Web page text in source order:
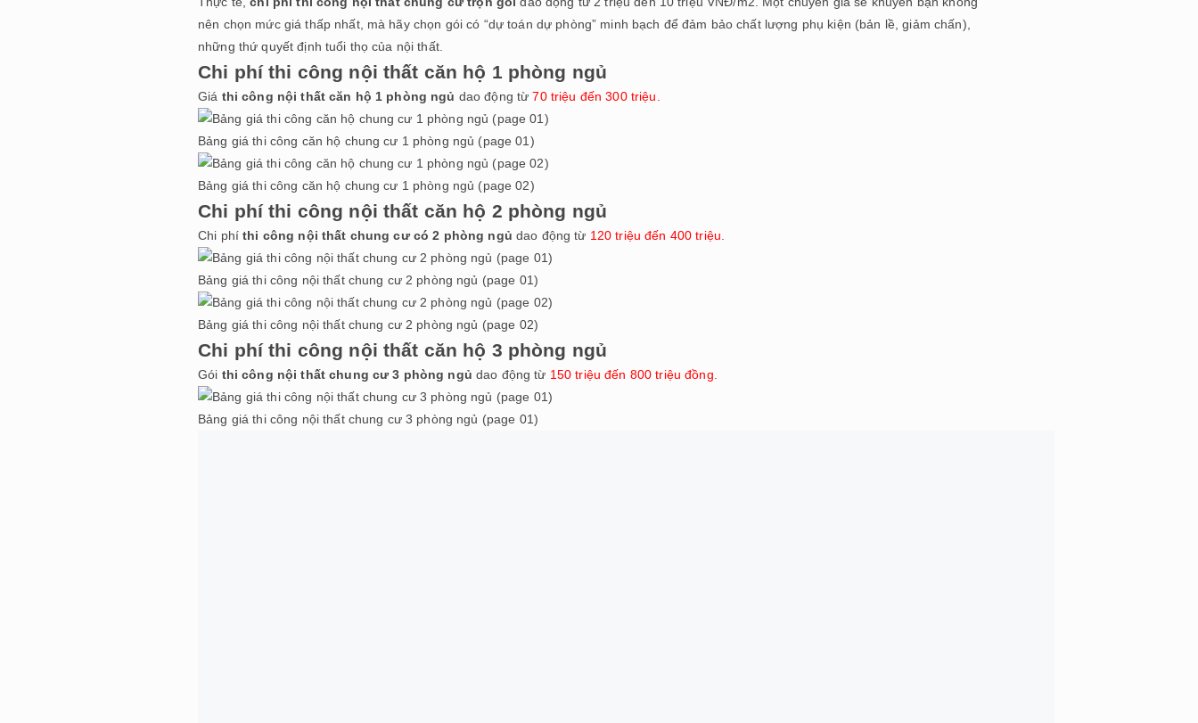
nên chọn mức giá thấp nhất, mà hãy chọn gói có “dự toán dự phòng” minh bạch để đảm bảo chất lượng phụ kiện (bản lề, giảm chấn),
những thứ quyết định tuổi thọ của nội thất.
Chi phí thi công nội thất căn hộ 1 phòng ngủ
Giá thi công nội thất căn hộ 1 phòng ngủ dao động từ70 triệu đến 300 triệu.
Bảng giá thi công căn hộ chung cư 1 phòng ngủ (page 01)
Bảng giá thi công căn hộ chung cư 1 phòng ngủ (page 02)
Chi phí thi công nội thất căn hộ 2 phòng ngủ
Chi phíthi công nội thất chung cư có 2 phòng ngủ dao động từ 120 triệu đến 400 triệu
Bảng giá thi công nội thất chung cư 2 phòng ngủ (page 01)
Bảng giá thi công nội thất chung cư 2 phòng ngủ (page 02)
Chi phí thi công nội thất căn hộ 3 phòng ngủ
Gói thi công nội thất chung cư3 phòng ngủ dao động từ 150 triệu đến 800 triệu đồng
Bảng giá thi công nội thất chung cư 3 phòng ngủ (page 01)